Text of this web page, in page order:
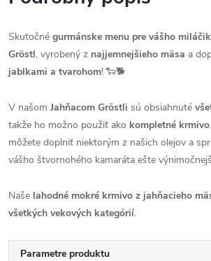
Skutočné gurmánske menu pre vášho
Gröstl, vyrobený z najjemnejšieho mäsa a
jablkami a tvarohom! 🐑🐕
V našom Jahňacom Gröstli sú obsiahnuté
takže ho možno použiť ako kompletné krmivo
môžete doplniť niektorým z našich olejov a
vášho štvornohého kamaráta ešte
Naše lahodné mokré krmivo z jahňacieho
všetkých vekových kategórií.
Parametre produktu